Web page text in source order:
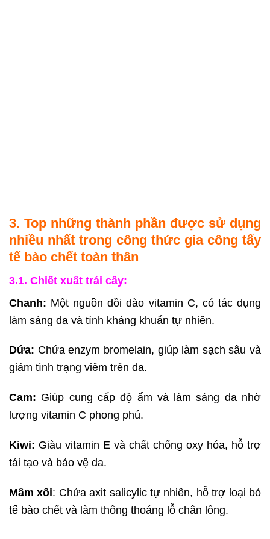
3. Top những thành phần được sử dụng
nhiều nhất trong công thức gia công tẩy
tế bào chết toàn thân
3.1. Chiết xuất trái cây:
Chanh: Một nguồn dồi dào vitamin C, có tác dụng
làm sáng da và tính kháng khuẩn tự nhiên.
Dứa: Chứa enzym bromelain, giúp làm sạch sâu và
giảm tình trạng viêm trên da.
Cam: Giúp cung cấp độ ẩm và làm sáng da nhờ
lượng vitamin C phong phú.
Kiwi: Giàu vitamin E và chất chống oxy hóa, hỗ trợ
tái tạo và bảo vệ da.
Mâm xôi: Chứa axit salicylic tự nhiên, hỗ trợ loại bỏ
tế bào chết và làm thông thoáng lỗ chân lông.